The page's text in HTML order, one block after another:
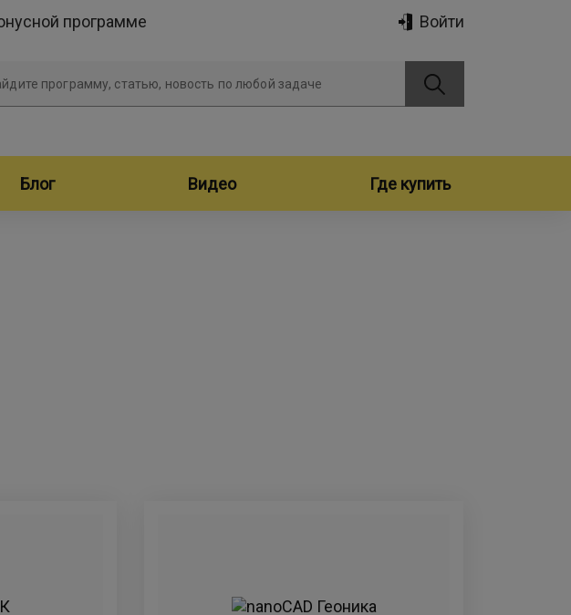
Войти
программе
программу, статью, новость по любой задаче
Блог Видео Где купить